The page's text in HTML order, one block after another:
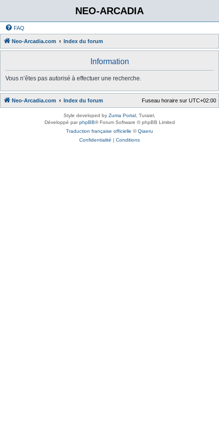
NEO-ARCADIA
FAQ
Neo-Arcadia.com Index du forum
Information
Vous n’êtes pas autorisé à effectuer une recherche.
Neo-Arcadia.com Index du forum Fuseau horaire sur UTC+02:00
Style developed by Zuma Portal , Turaiel,
Développé parphpBB® Forum Software © phpBB Limited
Traduction française officielle ©Qiaeru
Confidentialité | Conditions